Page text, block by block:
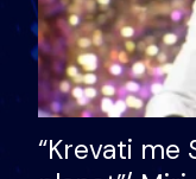
“Krevati me